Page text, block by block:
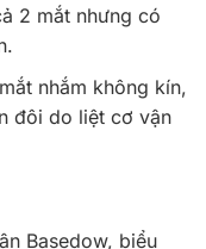
2 mắt nhưng có
nhắm không kín,
đôi do liệt cơ vận
Basedow, biểu